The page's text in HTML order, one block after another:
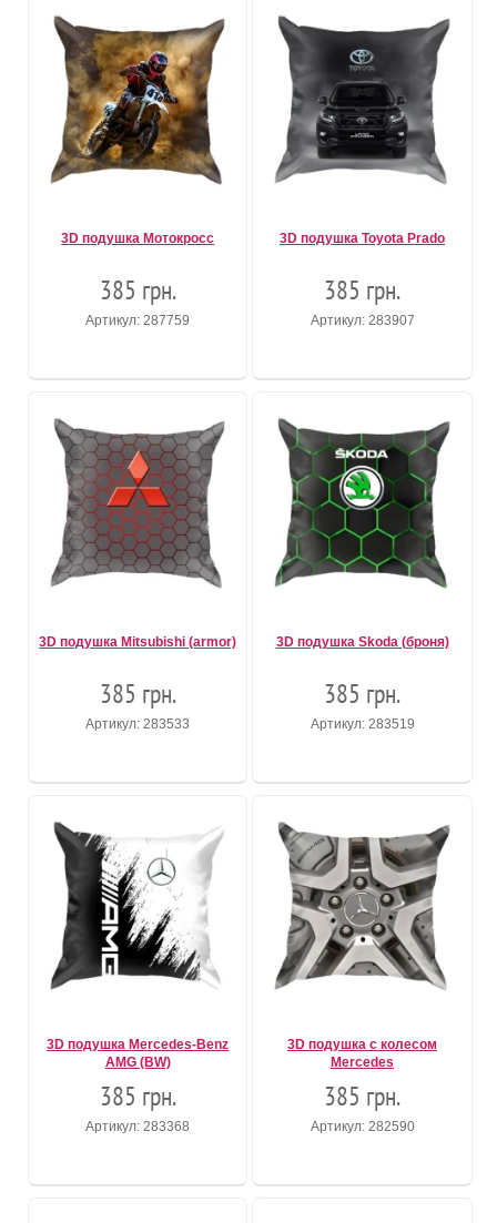
3D подушка Мотокросс
385 грн.
Артикул: 287759
3D подушка Toyota Prado
385 грн.
Артикул: 283907
3D подушка Mitsubishi (armor)
385 грн.
Артикул: 283533
3D подушка Skoda (броня)
385 грн.
Артикул: 283519
3D подушка Mercedes-Benz
AMG (BW)
385 грн.
Артикул: 283368
3D подушка с колесом
Mercedes
385 грн.
Артикул: 282590